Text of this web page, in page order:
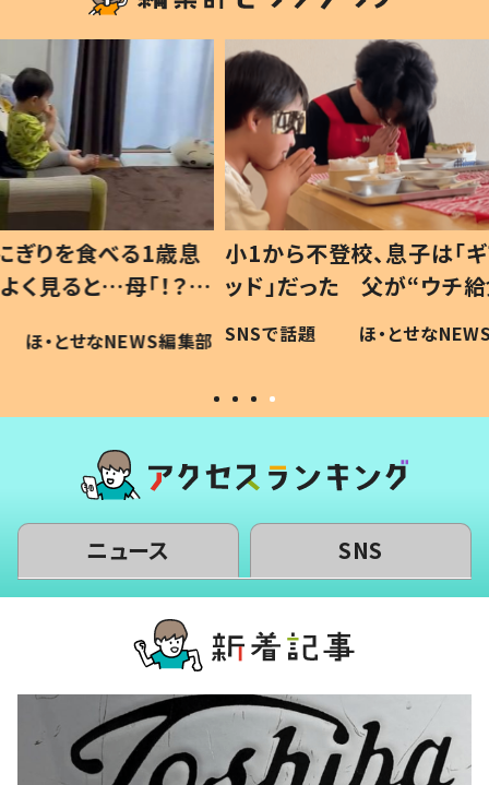
歳息
？」
編集部
小1から不登校、息子は「ギフテ
ッド」だった 父が“ウチ給食”を
作り続ける理由とは #令和の親
#令和の子
SNSで話題 ほ・とせなNEWS編集部
ひ孫
が、抱
い」
ニュース SNS